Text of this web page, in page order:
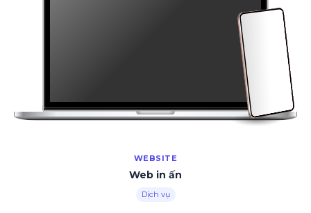
WEBSITE
Web in ấn
Dịch vụ